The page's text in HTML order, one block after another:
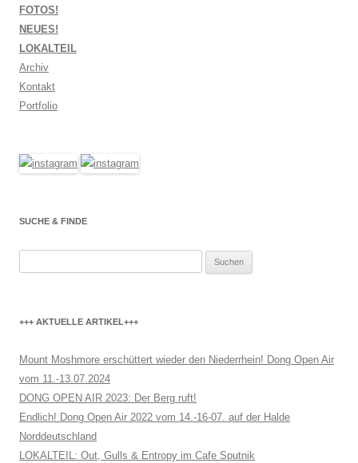
FOTOS!
NEUES!
LOKALTEIL
Archiv
Kontakt
Portfolio
SUCHE & FINDE
+++ AKTUELLE ARTIKEL+++
Mount Moshmore erschüttert wieder den Niederrhein! Dong Open Air
vom 11.-13.07.2024
DONG OPEN AIR 2023: Der Berg ruft!
Endlich! Dong Open Air 2022 vom 14.-16-07. auf der Halde
Norddeutschland
LOKALTEIL: Out, Gulls & Entropy im Cafe Sputnik